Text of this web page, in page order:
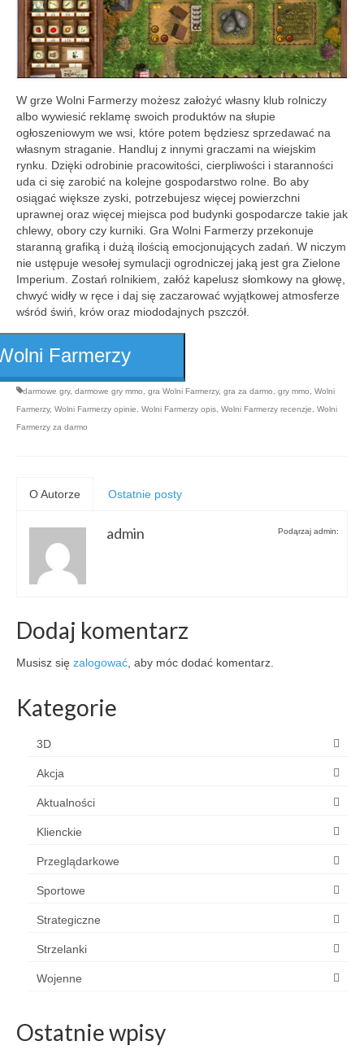
W grze Wolni Farmerzy możesz założyć własny klub rolniczy
albo wywiesić reklamę swoich produktów na słupie
ogłoszeniowym we wsi, które potem będziesz sprzedawać na
własnym straganie. Handluj z innymi graczami na wiejskim
rynku. Dzięki odrobinie pracowitości, cierpliwości i staranności
uda ci się zarobić na kolejne gospodarstwo rolne. Bo aby
osiągać większe zyski, potrzebujesz więcej powierzchni
uprawnej oraz więcej miejsca pod budynki gospodarcze takie jak
chlewy, obory czy kurniki. Gra Wolni Farmerzy przekonuje
staranną grafiką i dużą ilością emocjonujących zadań. W niczym
nie ustępuje wesołej symulacji ogrodniczej jaką jest gra Zielone
Imperium. Zostań rolnikiem, załóż kapelusz słomkowy na głowę,
chwyć widły w ręce i daj się zaczarować wyjątkowej atmosferze
wśród świń, krów oraz miododajnych pszczół.
Farmerzy
darmowe gry, darmowe gry mmo, gra Wolni Farmerzy, gra za darmo, gry mmo, Wolni
Farmerzy, Wolni Farmerzy opinie, Wolni Farmerzy opis, Wolni Farmerzy recenzje, Wolni
Farmerzy za darmo
O Autorze Ostatnie posty
Podąrzaj admin:
admin
Dodaj komentarz
Musisz się zalogować, aby móc dodać komentarz.
Kategorie
3D
Akcja
Aktualności
Klienckie
Przeglądarkowe
Sportowe
Strategiczne
Strzelanki
Wojenne
Ostatnie wpisy